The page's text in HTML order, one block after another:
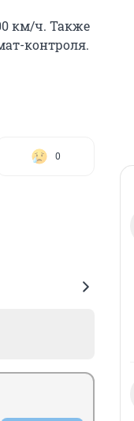
км/ч. Также
контроля.
0